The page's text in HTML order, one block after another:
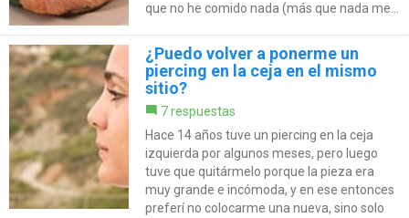
que no he comido nada (más que nada me...
¿Puedo volver a ponerme un
piercing en la ceja en el mismo
sitio?
7 respuestas
Hace 14 años tuve un piercing en la ceja
izquierda por algunos meses, pero luego
tuve que quitármelo porque la pieza era
muy grande e incómoda, y en ese entonces
preferí no colocarme una nueva, sino solo